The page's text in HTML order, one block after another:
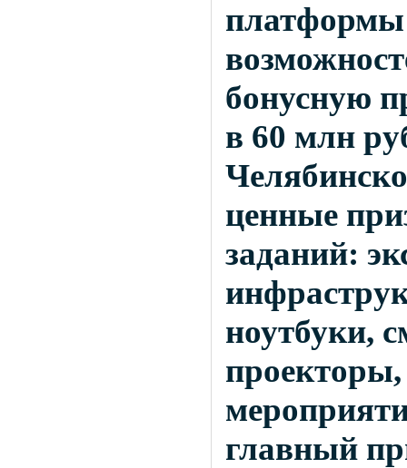
платформы
бонусную
в 60 млн
ценные
заданий:
ноутбуки,
главный